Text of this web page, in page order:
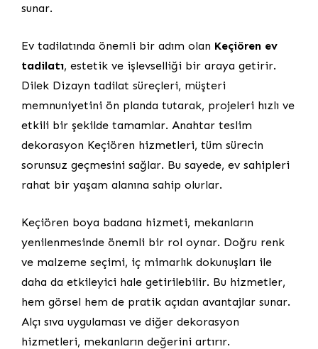
sunar.
Ev tadilatında önemli bir adım olan Keçiören ev
tadilatı, estetik ve işlevselliği bir araya getirir.
Dilek Dizayn tadilat süreçleri, müşteri
memnuniyetini ön planda tutarak, projeleri hızlı ve
etkili bir şekilde tamamlar. Anahtar teslim
dekorasyon Keçiören hizmetleri, tüm sürecin
sorunsuz geçmesini sağlar. Bu sayede, ev sahipleri
rahat bir yaşam alanına sahip olurlar.
Keçiören boya badana hizmeti, mekanların
yenilenmesinde önemli bir rol oynar. Doğru renk
ve malzeme seçimi, iç mimarlık dokunuşları ile
daha da etkileyici hale getirilebilir. Bu hizmetler,
hem görsel hem de pratik açıdan avantajlar sunar.
Alçı sıva uygulaması ve diğer dekorasyon
hizmetleri, mekanların değerini artırır.